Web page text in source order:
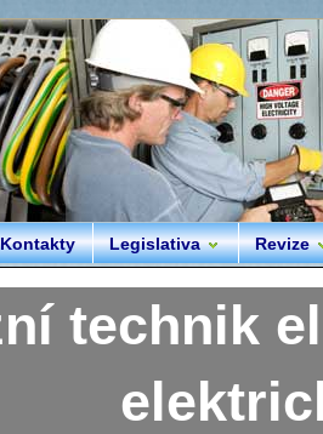
Kontakty Legislativa Revize
technik